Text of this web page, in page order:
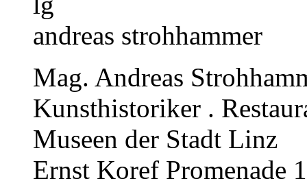
andreas strohhammer
Mag. Andreas
Kunsthistoriker .
Museen der Stadt Linz
Ernst Koref Promenade 1